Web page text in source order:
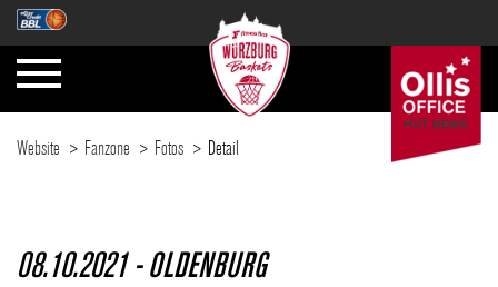
SAISON
Website Fanzone Fotos Detail
08.10.2021 - OLDENBURG